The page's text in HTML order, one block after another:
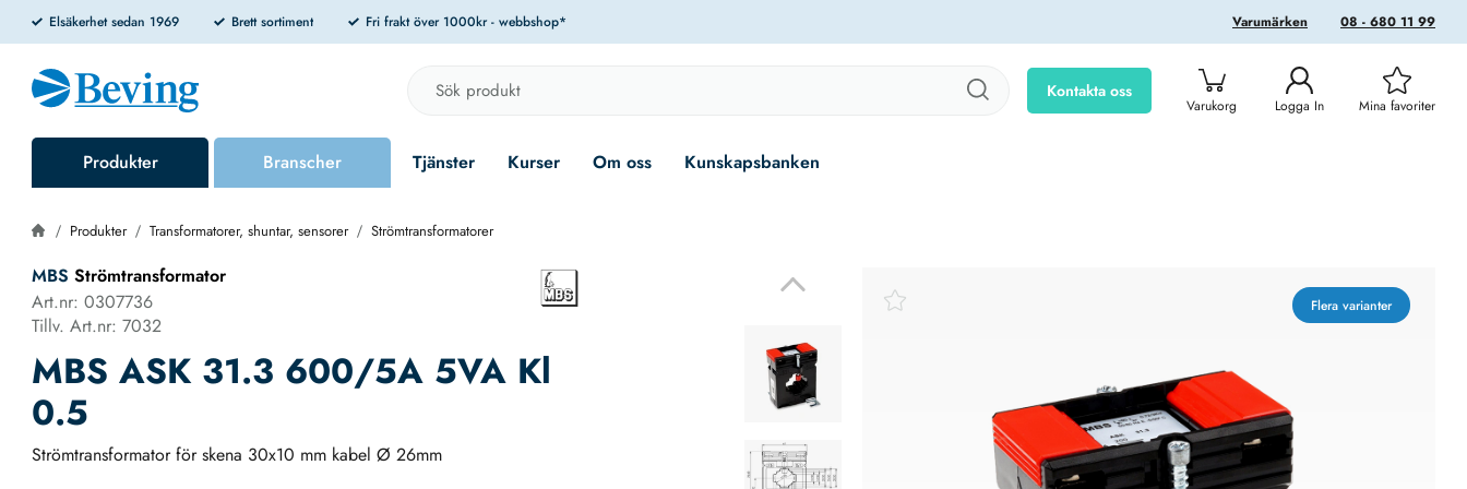
Elsäkerhet sedan 1969 Brett sortiment Fri frakt över 1000kr - webbshop* 08 - 680 11 99
Varumärken
Kontakta oss
Varukorg Logga In Mina favoriter
Produkter Branscher Tjänster Kurser Om oss Kunskapsbanken
Produkter Transformatorer, shuntar, sensorer Strömtransformatorer
Flera varianter
MBS Strömtransformator
Art.nr: 0307736
Tillv. Art.nr: 7032
MBS ASK 31.3 600/5A 5VA Kl
0.5
Strömtransformator för skena 30x10 mm kabel Ø 26mm